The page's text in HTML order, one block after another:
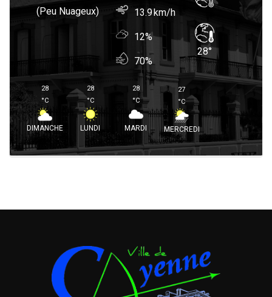
(peu Nuageux) 13.9
12%
70%
28°
28
°C
DIMANCHE
28
°C
LUNDI
28
°C
MARDI
27
°C
MERCREDI